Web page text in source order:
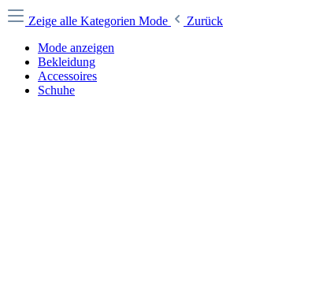
Zeige alle Kategorien Mode
Zurück
Mode anzeigen
Bekleidung
Accessoires
Schuhe